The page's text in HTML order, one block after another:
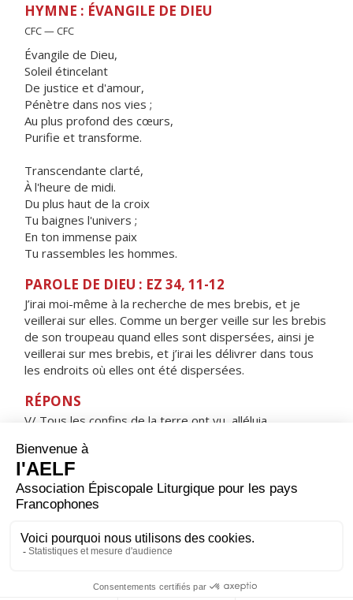
HYMNE : ÉVANGILE DE DIEU
CFC — CFC
Évangile de Dieu,
Soleil étincelant
De justice et d'amour,
Pénètre dans nos vies ;
Au plus profond des cœurs,
Purifie et transforme.
Transcendante clarté,
À l'heure de midi.
Du plus haut de la croix
Tu baignes l'univers ;
En ton immense paix
Tu rassembles les hommes.
PAROLE DE DIEU : EZ 34, 11-12
J’irai moi-même à la recherche de mes brebis, et je
veillerai sur elles. Comme un berger veille sur les brebis
de son troupeau quand elles sont dispersées, ainsi je
veillerai sur mes brebis, et j’irai les délivrer dans tous
les endroits où elles ont été dispersées.
RÉPONS
V/ Tous les confins de la terre ont vu, alléluia,
ORAISON
Dieu tout-puissant, la rédemption de ton peuple a
merveilleusement commencé avec la naissance de ton
se laissent conduire par lui et obtiennent la gloire que tu
leur promets.